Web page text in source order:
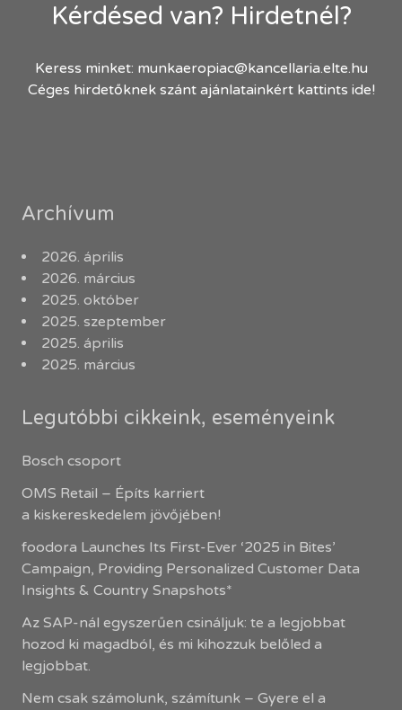
Kérdésed van? Hirdetnél?
Keress minket: munkaeropiac@kancellaria.elte.hu
Céges hirdetőknek szánt ajánlatainkért kattints ide!
Archívum
2026. április
2026. március
2025. október
2025. szeptember
2025. április
2025. március
Legutóbbi cikkeink, eseményeink
Bosch csoport
OMS Retail – Építs karriert
a kiskereskedelem jövőjében!
foodora Launches Its First-Ever ‘2025 in Bites’
Campaign, Providing Personalized Customer Data
Insights & Country Snapshots*
Az SAP-nál egyszerűen csináljuk: te a legjobbat
hozod ki magadból, és mi kihozzuk belőled a
legjobbat.
Nem csak számolunk, számítunk – Gyere el a